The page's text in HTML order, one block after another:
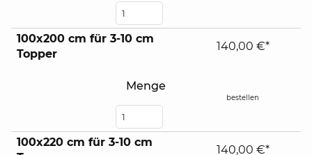
100x200 cm für 3-10 cm
Topper
Menge
140,00 €*
bestellen
100x220 cm für 3-10 cm
140,00 €*